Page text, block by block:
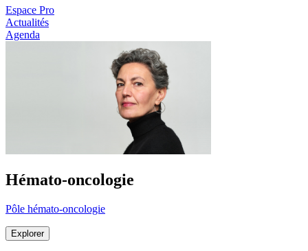
Espace Pro
Actualités
Agenda
Hémato-oncologie
Pôle hémato-oncologie
Explorer